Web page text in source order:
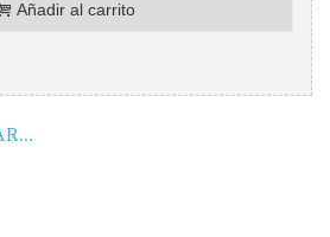
Añadir al carrito